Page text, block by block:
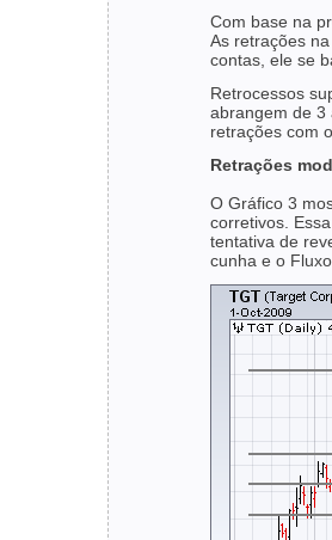
Com base na
As retrações
contas, ele se
Retrocessos
abrangem de 3
retrações com
Retrações
O Gráfico 3
corretivos.
tentativa de
cunha e o